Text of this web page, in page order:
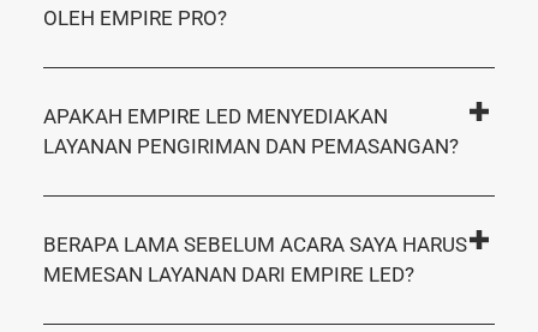
OLEH EMPIRE PRO?
APAKAH EMPIRE LED MENYEDIAKAN
LAYANAN PENGIRIMAN DAN PEMASANGAN?
BERAPA LAMA SEBELUM ACARA SAYA HARUS
MEMESAN LAYANAN DARI EMPIRE LED?